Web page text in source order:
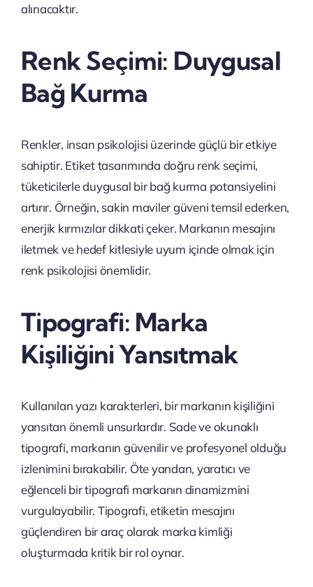
alınacaktır.
Renk Seçimi: Duygusal
Bağ Kurma
Renkler, insan psikolojisi üzerinde güçlü bir etkiye
sahiptir. Etiket tasarımında doğru renk seçimi,
tüketicilerle duygusal bir bağ kurma potansiyelini
artırır. Örneğin, sakin maviler güveni temsil ederken,
enerjik kırmızılar dikkati çeker. Markanın mesajını
iletmek ve hedef kitlesiyle uyum içinde olmak için
renk psikolojisi önemlidir.
Tipografi: Marka
Kişiliğini Yansıtmak
Kullanılan yazı karakterleri, bir markanın kişiliğini
yansıtan önemli unsurlardır. Sade ve okunaklı
tipografi, markanın güvenilir ve profesyonel olduğu
izlenimini bırakabilir. Öte yandan, yaratıcı ve
eğlenceli bir tipografi markanın dinamizmini
vurgulayabilir. Tipografi, etiketin mesajını
güçlendiren bir araç olarak marka kimliği
oluşturmada kritik bir rol oynar.